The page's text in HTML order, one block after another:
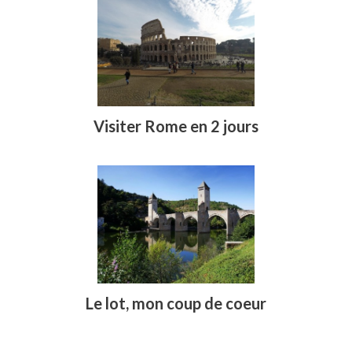
Visiter Rome en 2 jours
Le lot, mon coup de coeur